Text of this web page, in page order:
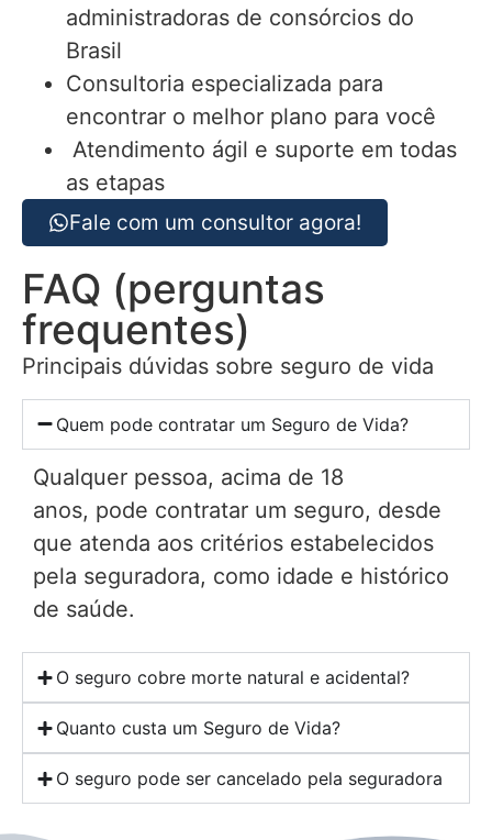
administradoras de consórcios do
Brasil
Consultoria especializada para
encontrar o melhor plano para você
Atendimento ágil e suporte em todas
as etapas
Fale com um consultor agora!
FAQ (perguntas
frequentes)
Principais dúvidas sobre seguro de vida
Quem pode contratar um Seguro de Vida?
Qualquer pessoa, acima de 18
anos, pode contratar um seguro, desde
que atenda aos critérios estabelecidos
pela seguradora, como idade e histórico
de saúde.
O seguro cobre morte natural e acidental?
Quanto custa um Seguro de Vida?
O seguro pode ser cancelado pela seguradora